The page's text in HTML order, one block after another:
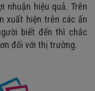
nhuận hiệu quả. Trên
xuất hiện trên các ấn
biết đến thì chắc
đối với thị trường.